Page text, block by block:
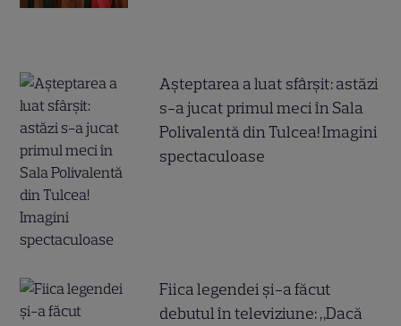
Așteptarea a luat sfârșit: astăzi
s-a jucat primul meci în Sala
Polivalentă din Tulcea! Imagini
spectaculoase
Fiica legendei și-a făcut
debutul în televiziune: „Dacă